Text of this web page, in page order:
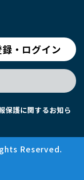
・ログイン
保護に関するお知ら
Reserved.